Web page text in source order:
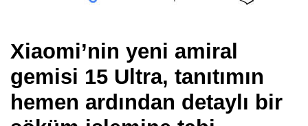
Xiaomi’nin yeni amiral
gemisi 15 Ultra, tanıtımın
hemen ardından detaylı bir